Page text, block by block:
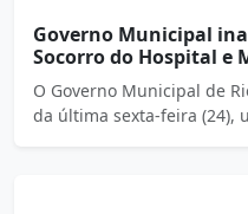
Governo Municipal
Socorro do Hospital e
O Governo Municipal de
da última sexta-feira (24),